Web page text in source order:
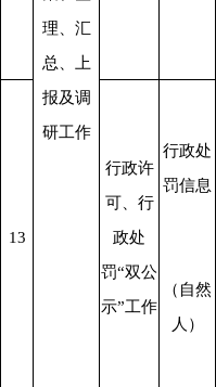
理、汇
总、上
报及调
研工作
13
行政许
可、行
政处
罚“双公
示”工作
行政处
罚信息
（自然
人）